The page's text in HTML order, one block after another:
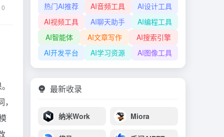
0 热门AI推荐 AI音频工具
AI设计工具
AI视频工具
AI聊天助手
AI编程工具
AI智能体
AI文章写作
AI搜索引擎
AI开发平台
AI学习资源 AI图像工具
最新收录
纳米Work Miora